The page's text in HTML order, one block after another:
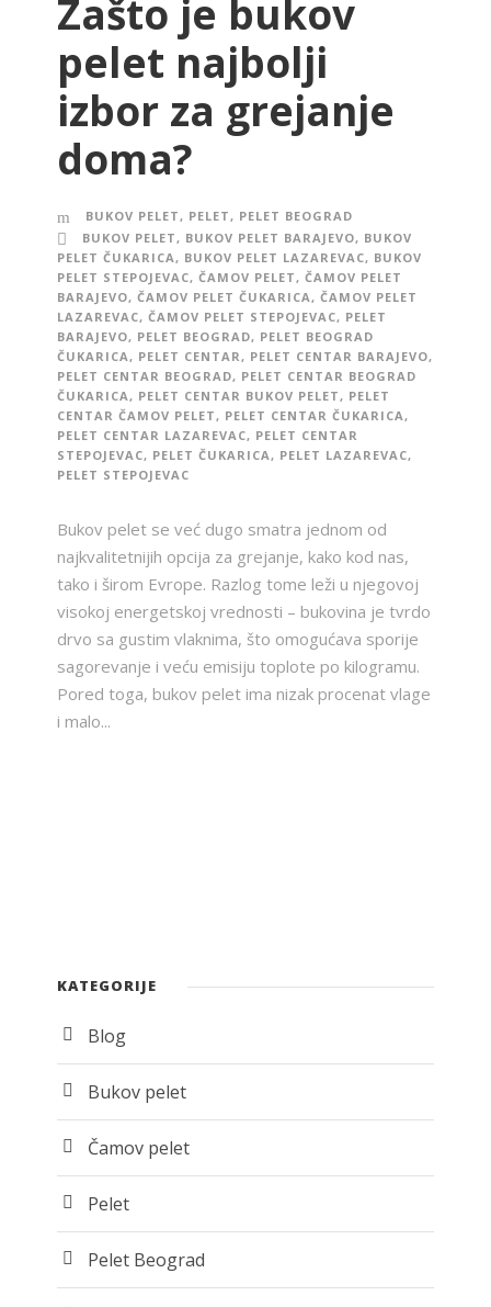
Zašto je bukov
pelet najbolji
izbor za grejanje
doma?
BUKOV PELET, PELET, PELET BEOGRAD
BUKOV PELET, BUKOV PELET BARAJEVO, BUKOV
PELET ČUKARICA, BUKOV PELET LAZAREVAC, BUKOV
PELET STEPOJEVAC, ČAMOV PELET, ČAMOV PELET
BARAJEVO, ČAMOV PELET ČUKARICA, ČAMOV PELET
LAZAREVAC, ČAMOV PELET STEPOJEVAC, PELET
BARAJEVO, PELET BEOGRAD, PELET BEOGRAD
ČUKARICA, PELET CENTAR, PELET CENTAR BARAJEVO,
PELET CENTAR BEOGRAD, PELET CENTAR BEOGRAD
ČUKARICA, PELET CENTAR BUKOV PELET, PELET
CENTAR ČAMOV PELET, PELET CENTAR ČUKARICA,
PELET CENTAR LAZAREVAC, PELET CENTAR
STEPOJEVAC, PELET ČUKARICA, PELET LAZAREVAC,
PELET STEPOJEVAC
Bukov pelet se već dugo smatra jednom od
najkvalitetnijih opcija za grejanje, kako kod nas,
tako i širom Evrope. Razlog tome leži u njegovoj
visokoj energetskoj vrednosti – bukovina je tvrdo
drvo sa gustim vlaknima, što omogućava sporije
sagorevanje i veću emisiju toplote po kilogramu.
Pored toga, bukov pelet ima nizak procenat vlage
i malo...
KATEGORIJE
Blog
Bukov pelet
Čamov pelet
Pelet
Pelet Beograd